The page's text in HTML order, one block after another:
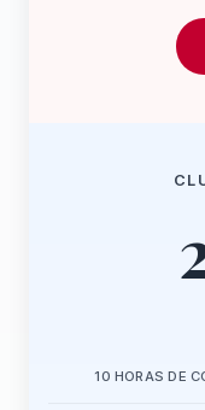
10 HORAS DE